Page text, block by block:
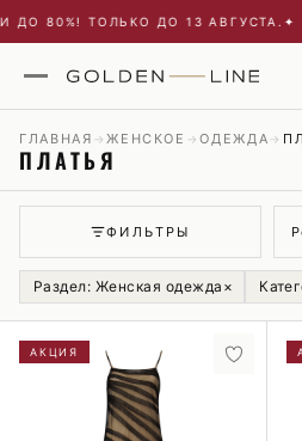
80%! ТОЛЬКО ДО 13 АВГУСТА.✦
ГЛАВНАЯ →ЖЕНСКОЕ →ОДЕЖДА →
ПЛАТЬЯ
ФИЛЬТРЫ
Раздел: Женская одежда ×
АКЦИЯ